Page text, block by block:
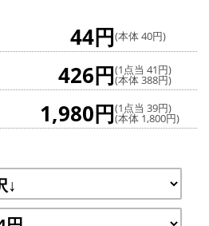
44円(本体 40円)
426円(1点当 41円)
(本体 388円)
1,980円(1点当 39円)
(本体 1,800円)